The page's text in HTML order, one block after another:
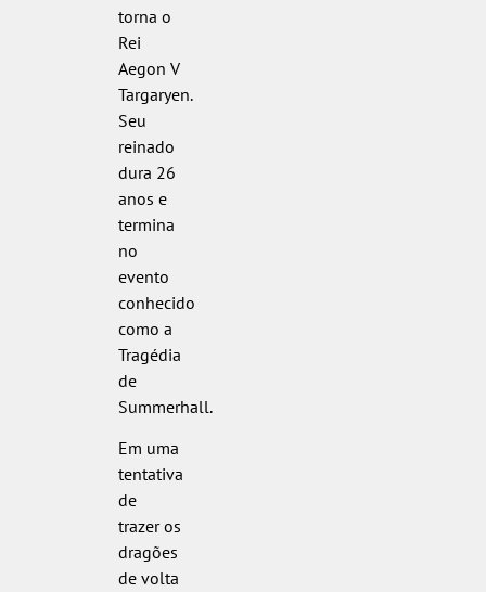
torna o
Rei
Aegon V
Targaryen.
Seu
reinado
dura 26
anos e
termina
no
evento
conhecido
como a
Tragédia
de
Summerhall.
Em uma
tentativa
de
trazer os
dragões
de volta